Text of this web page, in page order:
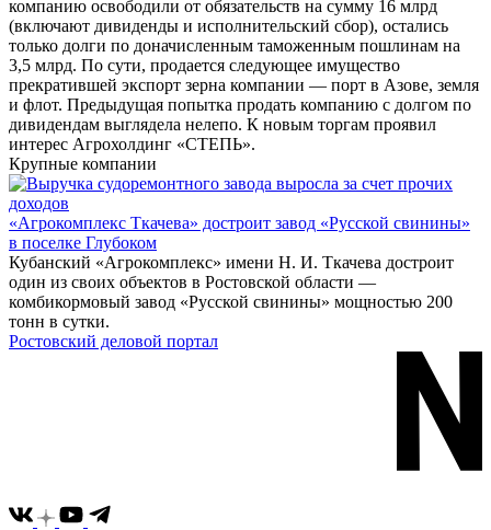
компанию освободили от обязательств на сумму 16 млрд
(включают дивиденды и исполнительский сбор), остались
только долги по доначисленным таможенным пошлинам на
3,5 млрд. По сути, продается следующее имущество
прекратившей экспорт зерна компании — порт в Азове, земля
и флот. Предыдущая попытка продать компанию с долгом по
дивидендам выглядела нелепо. К новым торгам проявил
интерес Агрохолдинг «СТЕПЬ».
Крупные компании
«Агрокомплекс Ткачева» достроит завод «Русской свинины»
в поселке Глубоком
Кубанский «Агрокомплекс» имени Н. И. Ткачева достроит
один из своих объектов в Ростовской области —
комбикормовый завод «Русской свинины» мощностью 200
тонн в сутки.
Ростовский деловой портал